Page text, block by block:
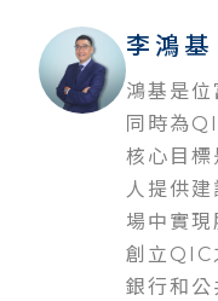
李鴻基
鴻基是位
同時為
核心目標
人提供
場中實
創立QIC
銀行和